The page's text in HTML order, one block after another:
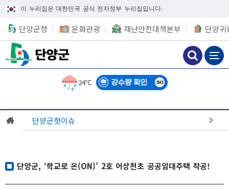
이 누리집은 대한민국 공식 전자정부 누리집입니다.
24℃
단양군청 문화관광 재난안전대책본부 단양귀
단양군핫이슈
단양군, ‘학교로 온(ON)’ 2호 어상천초 공공임대주택 착공!